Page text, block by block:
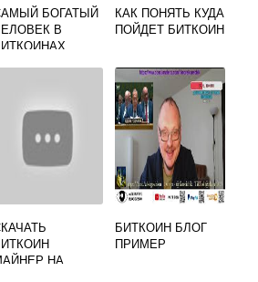
БОГАТЫЙ
В
КАК ПОНЯТЬ КУДА
ПОЙДЕТ БИТКОИН
НА
БИТКОИН БЛОГ
ПРИМЕР